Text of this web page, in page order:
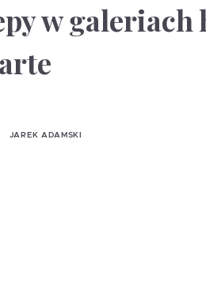
w galeriach
JAREK ADAMSKI